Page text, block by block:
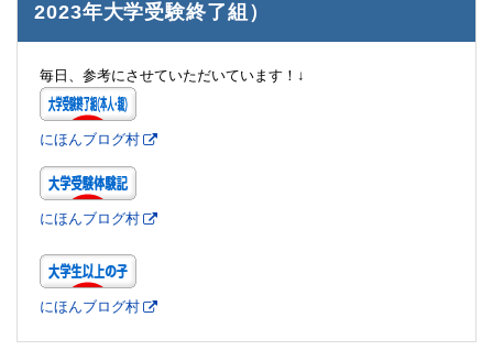
2023年大学受験終了組）
毎日、参考にさせていただいています！↓
にほんブログ村
にほんブログ村
にほんブログ村